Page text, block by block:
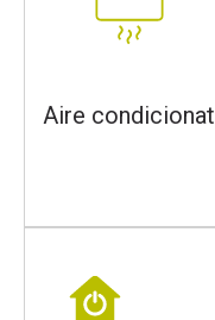
Aire condicionat